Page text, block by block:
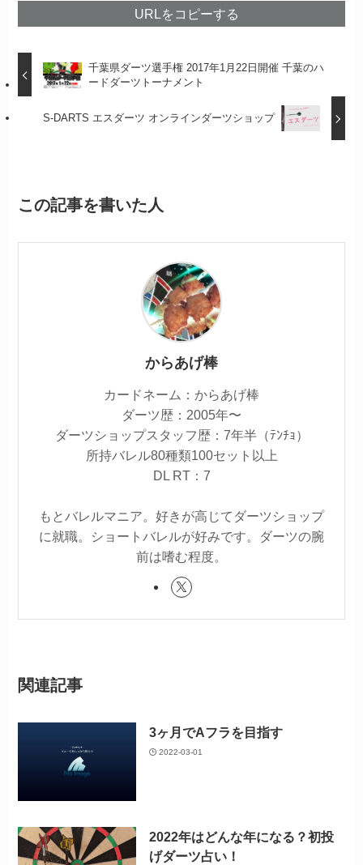
URLをコピーする
千葉県ダーツ選手権 2017年1月22日開催 千葉のハ
ードダーツトーナメント
S-DARTS エスダーツ オンラインダーツショップ
この記事を書いた人
からあげ棒
カードネーム：からあげ棒
ダーツ歴：2005年〜
ダーツショップスタッフ歴：7年半（ﾃﾝﾁｮ）
所持バレル80種類100セット以上
DL RT：7
もとバレルマニア。好きが高じてダーツショップ
に就職。ショートバレルが好みです。ダーツの腕
前は嗜む程度。
関連記事
3ヶ月でAフラを目指す
2022-03-01
2022年はどんな年になる？初投
げダーツ占い！